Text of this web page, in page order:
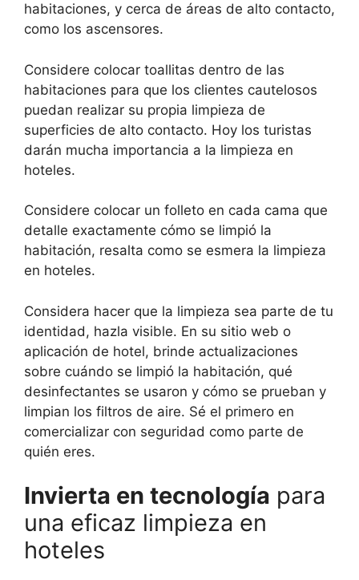
habitaciones, y cerca de áreas de alto contacto,
como los ascensores.
Considere colocar toallitas dentro de las
habitaciones para que los clientes cautelosos
puedan realizar su propia limpieza de
superficies de alto contacto. Hoy los turistas
darán mucha importancia a la limpieza en
hoteles.
Considere colocar un folleto en cada cama que
detalle exactamente cómo se limpió la
habitación, resalta como se esmera la limpieza
en hoteles.
Considera hacer que la limpieza sea parte de tu
identidad, hazla visible. En su sitio web o
aplicación de hotel, brinde actualizaciones
sobre cuándo se limpió la habitación, qué
desinfectantes se usaron y cómo se prueban y
limpian los filtros de aire. Sé el primero en
comercializar con seguridad como parte de
quién eres.
Invierta en tecnología para
una eficaz limpieza en
hoteles